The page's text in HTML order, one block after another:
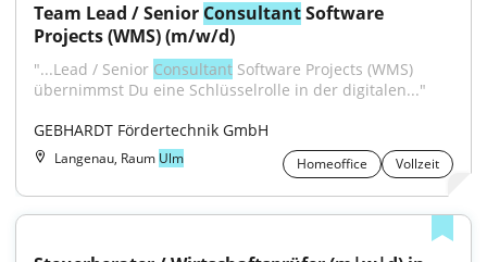
Team Lead / Senior Consultant Software
Projects (WMS) (m/w/d)
"...Lead / Senior Consultant Software Projects (WMS)
übernimmst Du eine Schlüsselrolle in der digitalen..."
GEBHARDT Fördertechnik GmbH
Langenau, Raum Ulm Homeoffice Vollzeit